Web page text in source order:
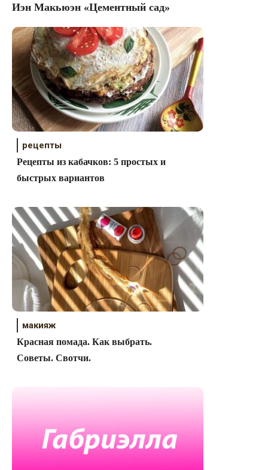
Иэн Макьюэн «Цементный сад»
рецепты
Рецепты из кабачков: 5 простых и
быстрых вариантов
макияж
Красная помада. Как выбрать.
Советы. Свотчи.